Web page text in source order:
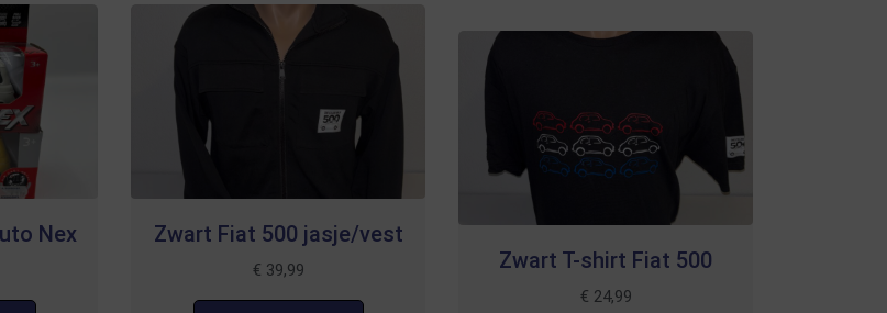
Nex Zwart Fiat 500 jasje/vest
€ 39,99 Zwart T-shirt Fiat 500
€ 24,99